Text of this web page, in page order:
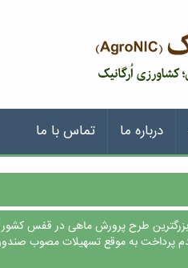
درباره ما تماس با ما
طرح پرورش ماهی در قفس
پرداخت به موقع تسهیلات مصوب